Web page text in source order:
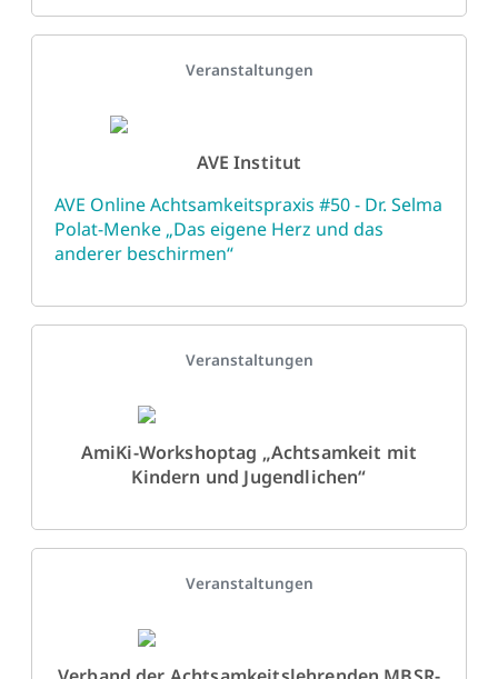
Veranstaltungen
AVE Institut
AVE Online Achtsamkeitspraxis #50 - Dr. Selma
Polat-Menke „Das eigene Herz und das
anderer beschirmen“
Veranstaltungen
AmiKi-Workshoptag „Achtsamkeit mit
Kindern und Jugendlichen“
Veranstaltungen